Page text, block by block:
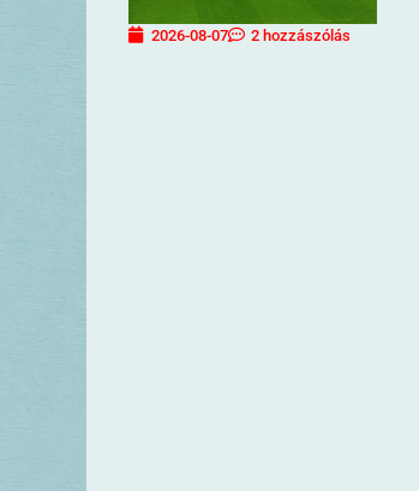
2026-08-07 2 hozzászólás